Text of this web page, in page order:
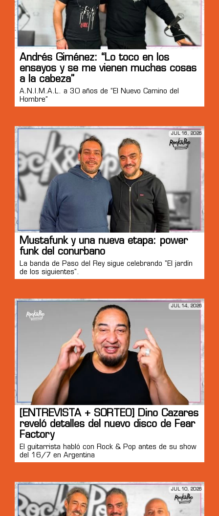
Andrés Giménez: “Lo toco en los
ensayos y se me vienen muchas cosas
a la cabeza”
A.N.I.M.A.L. a 30 años de “El Nuevo Camino del
Hombre”
JUL 16, 2026
Mustafunk y una nueva etapa: power
funk del conurbano
La banda de Paso del Rey sigue celebrando "El jardín
de los siguientes".
JUL 14, 2026
[ENTREVISTA + SORTEO] Dino Cazares
reveló detalles del nuevo disco de Fear
Factory
El guitarrista habló con Rock & Pop antes de su show
del 16/7 en Argentina
JUL 10, 2026